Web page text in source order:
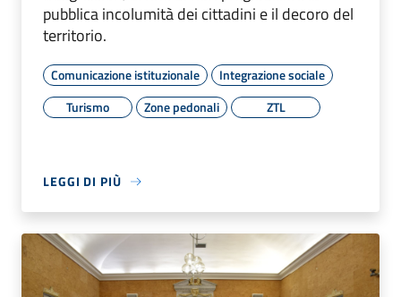
pubblica incolumità dei cittadini e il decoro del
territorio.
Comunicazione istituzionale
Integrazione sociale
Turismo
Zone pedonali ZTL
LEGGI DI PIÙ